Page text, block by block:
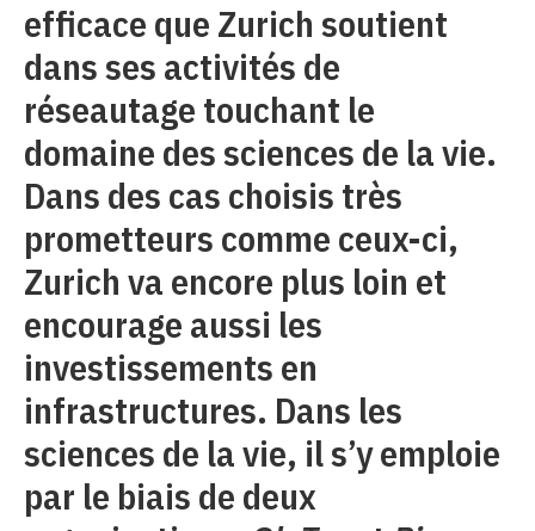
efficace que Zurich soutient
dans ses activités de
réseautage touchant le
domaine des sciences de la vie.
Dans des cas choisis très
prometteurs comme ceux-ci,
Zurich va encore plus loin et
encourage aussi les
investissements en
infrastructures. Dans les
sciences de la vie, il s’y emploie
par le biais de deux